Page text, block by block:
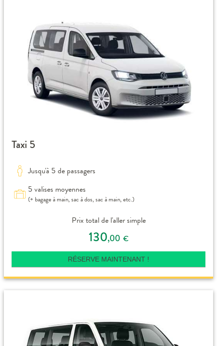
Taxi 5
Jusqu'à 5 de passagers
5 valises moyennes
(+ bagage à main, sac à dos, sac à main, etc.)
Prix total de l'aller simple
130,00 €
RÉSERVE MAINTENANT !